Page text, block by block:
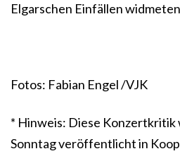
Elgarschen Einfällen
Fotos: Fabian Engel /VJK
* Hinweis: Diese
Sonntag veröffentlicht in